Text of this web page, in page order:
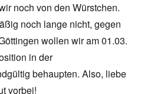
noch von den Würstchen.
noch lange nicht, gegen
wollen wir am 01.03.
in der
behaupten. Also, liebe
vorbei!